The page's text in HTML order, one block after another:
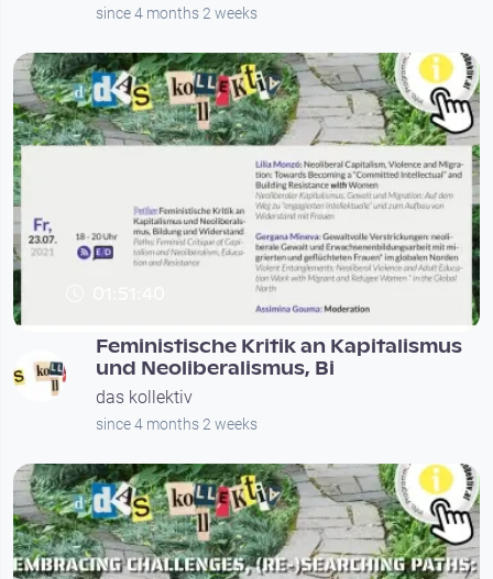
since 4 months 2 weeks
Feministische Kritik an Kapitalismus
und Neoliberalismus, Bi
das kollektiv
since 4 months 2 weeks